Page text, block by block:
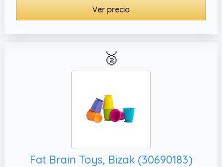
Ver precio
🥈
Fat Brain Toys, Bizak (30690183)